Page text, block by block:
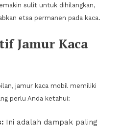
sulit untuk dihilangkan,
etsa permanen pada kaca.
Jamur Kaca
jamur kaca mobil memiliki
perlu Anda ketahui:
Ini adalah dampak paling